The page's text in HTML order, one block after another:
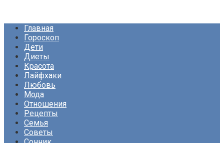
Главная
Гороскоп
Дети
Диеты
Красота
Лайфхаки
Любовь
Мода
Отношения
Рецепты
Семья
Советы